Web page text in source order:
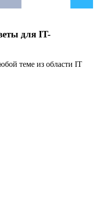
для IT-
теме из области IT